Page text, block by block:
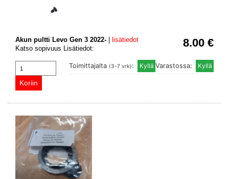
8.00 €
Akun pultti Levo Gen 3 2022-
lisätiedot
Katso sopivuus Lisätiedot:
Varastossa:
Toimittajalta (3-7 vrk):